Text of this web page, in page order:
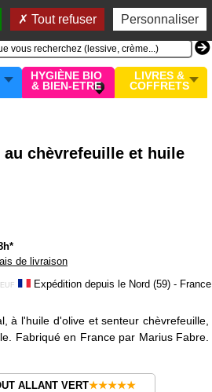
Tout refuser Personnaliser
compte
MON PANIER
0 article
HYGIÈNE BIO
& BIEN-ETRE
LIVRES &
COFFRETS
chèvrefeuille et huile
de livraison
Expédition depuis le Nord (59) - France
à l'huile d'olive et senteur chèvrefeuille,
Fabriqué en France par Marius Fabre.
ALLANT VERT★★★★★